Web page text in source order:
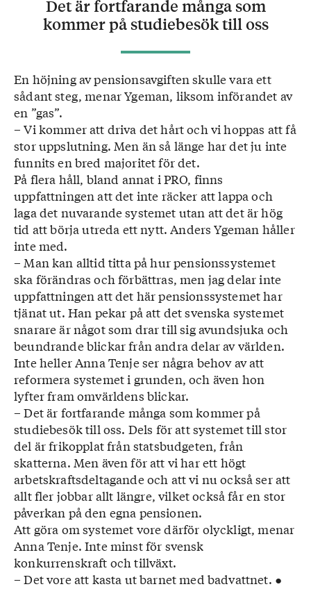
Det är fortfarande många som
kommer på studiebesök till oss
En höjning av pensionsavgiften skulle vara ett
sådant steg, menar Ygeman, liksom införandet av
en ”gas”.
– Vi kommer att driva det hårt och vi hoppas att få
stor uppslutning. Men än så länge har det ju inte
funnits en bred majoritet för det.
På flera håll, bland annat i PRO, finns
uppfattningen att det inte räcker att lappa och
laga det nuvarande systemet utan att det är hög
tid att börja utreda ett nytt. Anders Ygeman håller
inte med.
– Man kan alltid titta på hur pensionssystemet
ska förändras och förbättras, men jag delar inte
uppfattningen att det här pensionssystemet har
tjänat ut. Han pekar på att det svenska systemet
snarare är något som drar till sig avundsjuka och
beundrande blickar från andra delar av världen.
Inte heller Anna Tenje ser några behov av att
reformera systemet i grunden, och även hon
lyfter fram omvärldens blickar.
– Det är fortfarande många som kommer på
studiebesök till oss. Dels för att systemet till stor
del är frikopplat från statsbudgeten, från
skatterna. Men även för att vi har ett högt
arbetskraftsdeltagande och att vi nu också ser att
allt fler jobbar allt längre, vilket också får en stor
påverkan på den egna pensionen.
Att göra om systemet vore därför olyckligt, menar
Anna Tenje. Inte minst för svensk
konkurrenskraft och tillväxt.
– Det vore att kasta ut barnet med badvattnet. ●